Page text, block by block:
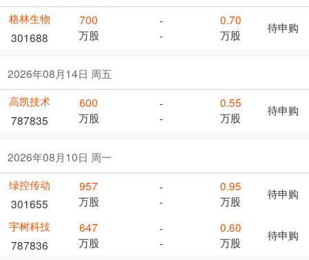
格林生物
301688
700
万股
-
-
0.70
万股
待申购
2026年08月14日 周五
高凯技术
787835
600
万股
-
-
0.55
万股
待申购
2026年08月10日 周一
绿控传动
301655
957
万股
-
-
0.95
万股
待申购
宇树科技
787836
647
万股
-
-
0.60
万股
待申购